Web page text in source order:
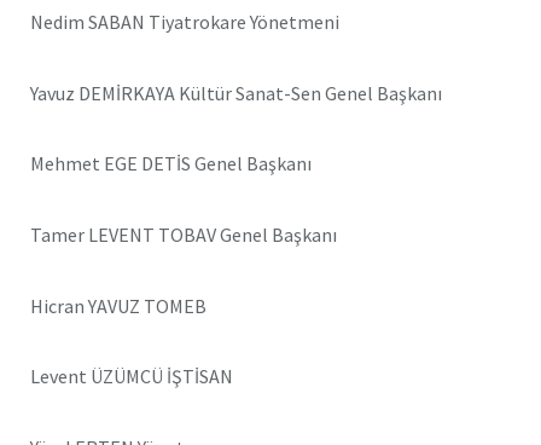
Nedim SABAN Tiyatrokare Yönetmeni
Yavuz DEMİRKAYA Kültür Sanat-Sen Genel Başkanı
Mehmet EGE DETİS Genel Başkanı
Tamer LEVENT TOBAV Genel Başkanı
Hicran YAVUZ TOMEB
Levent ÜZÜMCÜ İŞTİSAN